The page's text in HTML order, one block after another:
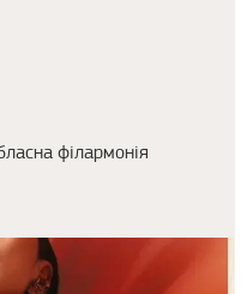
філармонія